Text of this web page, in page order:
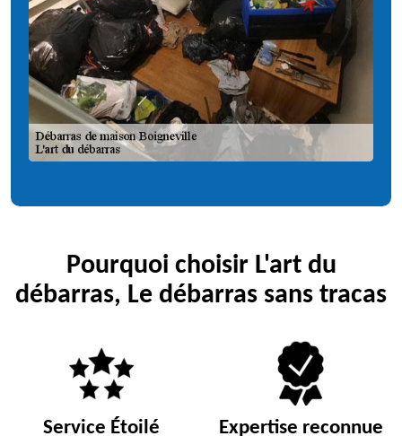
Pourquoi choisir L'art du
débarras, Le débarras sans tracas
Service Étoilé Expertise reconnue